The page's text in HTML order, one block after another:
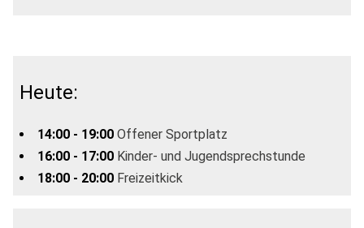
Heute:
14:00 - 19:00 Offener Sportplatz
16:00 - 17:00 Kinder- und Jugendsprechstunde
18:00 - 20:00 Freizeitkick